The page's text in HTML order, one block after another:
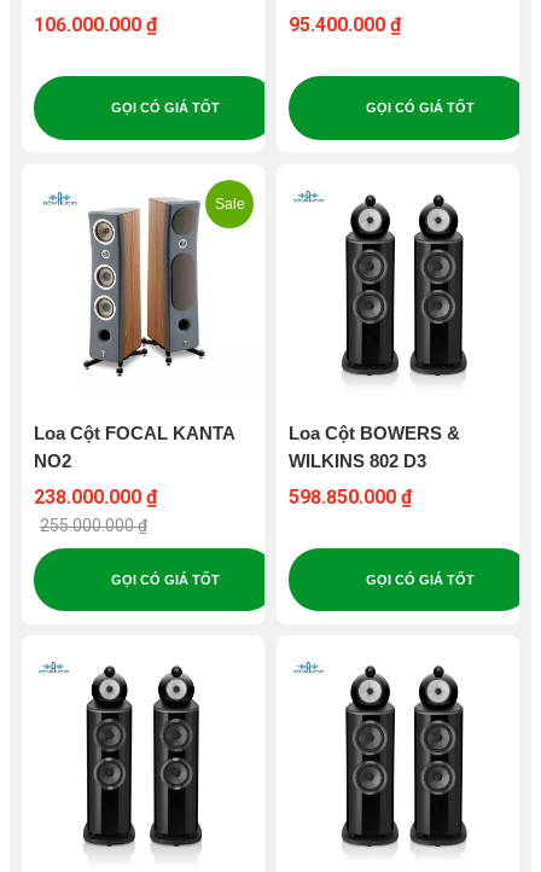
106.000.000 ₫
GỌI CÓ GIÁ TỐT
95.400.000 ₫
GỌI CÓ GIÁ TỐT
Sale
Loa Cột FOCAL KANTA
NO2
238.000.000 ₫
255.000.000 ₫
GỌI CÓ GIÁ TỐT
Loa Cột BOWERS &
WILKINS 802 D3
598.850.000 ₫
GỌI CÓ GIÁ TỐT